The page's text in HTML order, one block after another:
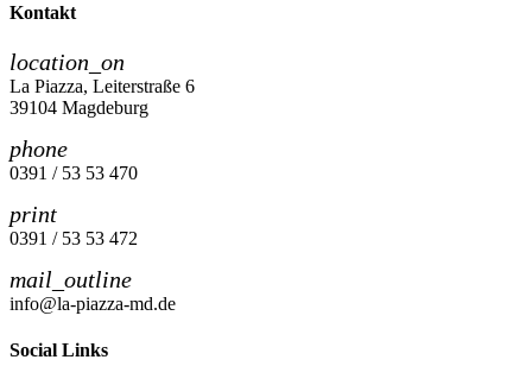
Kontakt
location_on
La Piazza, Leiterstraße 6
39104 Magdeburg
phone
0391 / 53 53 470
print
0391 / 53 53 472
mail_outline
info@la-piazza-md.de
Social Links